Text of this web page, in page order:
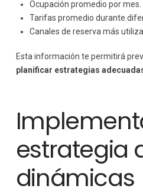
Ocupación promedio por mes.
Tarifas promedio durante
Canales de reserva más
Esta información te permitirá
planificar estrategias
estrategia
dinámicas